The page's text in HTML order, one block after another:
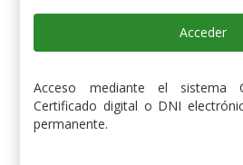
Acceder
Acceso mediante el sistema
Certificado digital o DNI
permanente.